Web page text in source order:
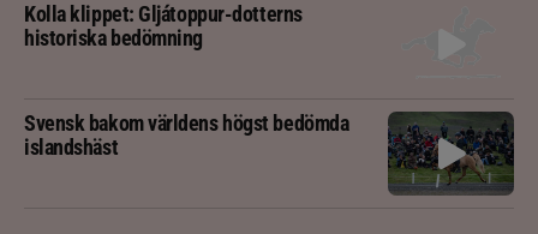
Kolla klippet: Gljátoppur-dotterns
historiska bedömning
Svensk bakom världens högst bedömda
islandshäst